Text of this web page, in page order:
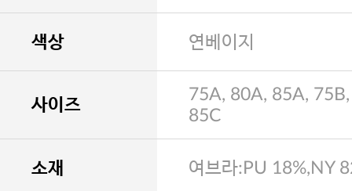
색상 연베이지
사이즈
75A, 80A, 85A,
85C
소재 여브라:PU 18%,NY